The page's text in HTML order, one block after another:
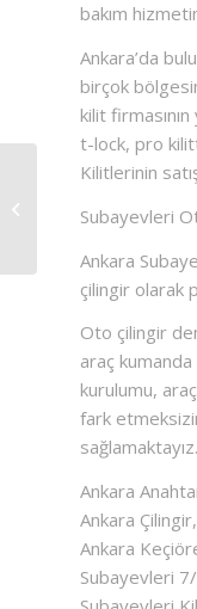
bakım
Ankara’da
birçok
kilit
t-lock, pro
Kilitlerinin
Subayevleri
Ankara
çilingir olarak
Oto çilingir
araç
kurulumu,
fark
sağlamaktayız.
Ankara
Ankara Çilingir,
Ankara
Subayevleri
Keçiören Çilingir